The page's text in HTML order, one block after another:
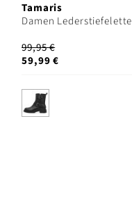
Tamaris
Damen
99,95 €
59,99 €